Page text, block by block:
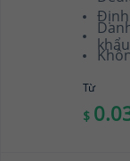
Định
khẩu
Từ
$